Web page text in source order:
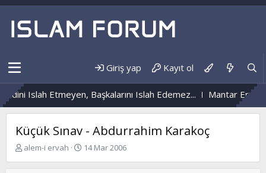
Giriş yap Kayıt ol
Islah Etmeyen, Başkalarını Islah Edemez... Mantar
Küçük Sınav - Abdurrahim Karakoç
K
alem-i ervah
B14 Mar 2006